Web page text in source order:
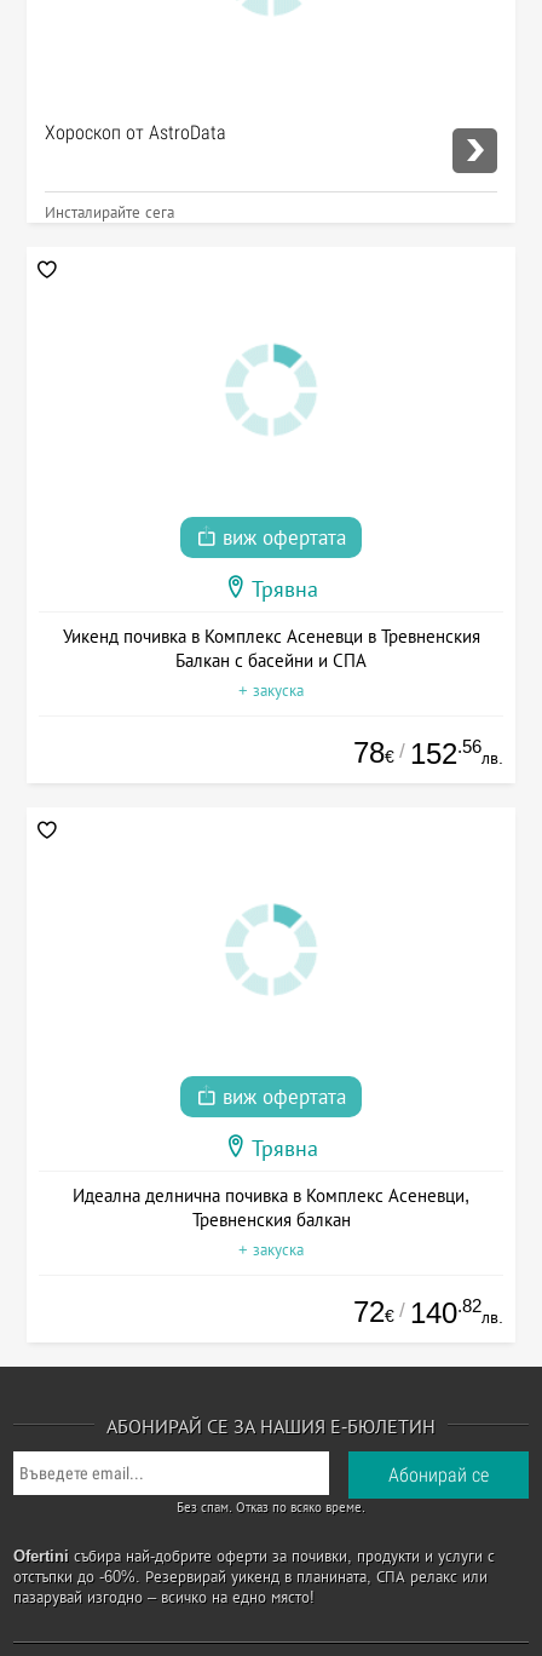
Хороскоп от AstroData
Инсталирайте сега
виж офертата
Трявна
Уикенд почивка в Комплекс Асеневци в Тревненския
Балкан с басейни и СПА
+ закуска
78€ / 152.56
лв.
виж офертата
Трявна
Идеална делнична почивка в Комплекс Асеневци,
Тревненския балкан
+ закуска
72€ / 140.82
лв.
АБОНИРАЙ СЕ ЗА НАШИЯ Е-БЮЛЕТИН
Без спам. Отказ по всяко време.
Ofertini събира най-добрите оферти за почивки, продукти и услуги с
отстъпки до -60%. Резервирай уикенд в планината, СПА релакс или
пазарувай изгодно – всичко на едно място!